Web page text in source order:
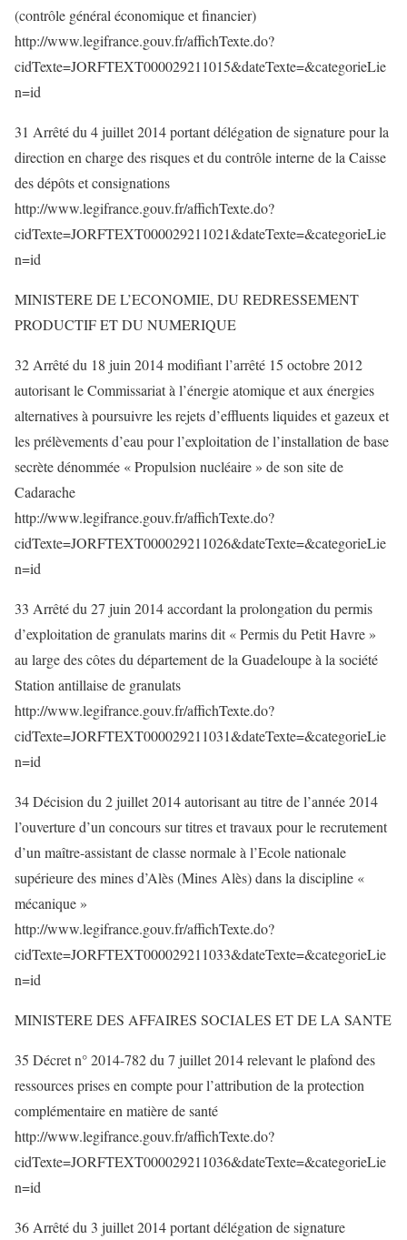
(contrôle général économique et financier)
http://www.legifrance.gouv.fr/affichTexte.do?
cidTexte=JORFTEXT000029211015&dateTexte=&categorieLie
n=id
31 Arrêté du 4 juillet 2014 portant délégation de signature pour la
direction en charge des risques et du contrôle interne de la Caisse
des dépôts et consignations
http://www.legifrance.gouv.fr/affichTexte.do?
cidTexte=JORFTEXT000029211021&dateTexte=&categorieLie
n=id
MINISTERE DE L’ECONOMIE, DU REDRESSEMENT
PRODUCTIF ET DU NUMERIQUE
32 Arrêté du 18 juin 2014 modifiant l’arrêté 15 octobre 2012
autorisant le Commissariat à l’énergie atomique et aux énergies
alternatives à poursuivre les rejets d’effluents liquides et gazeux et
les prélèvements d’eau pour l’exploitation de l’installation de base
secrète dénommée « Propulsion nucléaire » de son site de
Cadarache
http://www.legifrance.gouv.fr/affichTexte.do?
cidTexte=JORFTEXT000029211026&dateTexte=&categorieLie
n=id
33 Arrêté du 27 juin 2014 accordant la prolongation du permis
d’exploitation de granulats marins dit « Permis du Petit Havre »
au large des côtes du département de la Guadeloupe à la société
Station antillaise de granulats
http://www.legifrance.gouv.fr/affichTexte.do?
cidTexte=JORFTEXT000029211031&dateTexte=&categorieLie
n=id
34 Décision du 2 juillet 2014 autorisant au titre de l’année 2014
l’ouverture d’un concours sur titres et travaux pour le recrutement
d’un maître-assistant de classe normale à l’Ecole nationale
supérieure des mines d’Alès (Mines Alès) dans la discipline «
mécanique »
http://www.legifrance.gouv.fr/affichTexte.do?
cidTexte=JORFTEXT000029211033&dateTexte=&categorieLie
n=id
MINISTERE DES AFFAIRES SOCIALES ET DE LA SANTE
35 Décret n° 2014-782 du 7 juillet 2014 relevant le plafond des
ressources prises en compte pour l’attribution de la protection
complémentaire en matière de santé
http://www.legifrance.gouv.fr/affichTexte.do?
cidTexte=JORFTEXT000029211036&dateTexte=&categorieLie
n=id
36 Arrêté du 3 juillet 2014 portant délégation de signature